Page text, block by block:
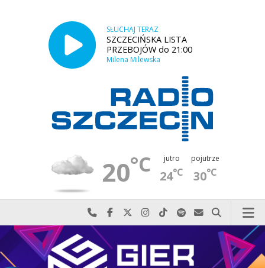
SŁUCHAJ TERAZ
SZCZECIŃSKA LISTA
PRZEBOJÓW do 21:00
Milena Milewska
20°C jutro
24°C
pojutrze
30°C
Najlepiej po prostu do nas zadzwoń
Odwiedź nas na Facebook-u
Odwiedź nas na X
Odwiedź nas na Instagram-ie
Odwiedź nas na TikTok-u
Szukaj nas na Spotify
Wyślij do nas
Szukaj